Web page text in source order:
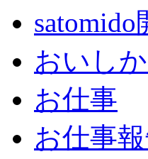
satomido
おいし
お仕事
お仕事